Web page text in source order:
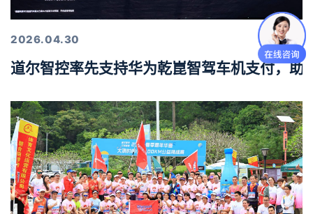
2026.04.30
道尔智控率先支持华为乾崑智驾车机支付，助